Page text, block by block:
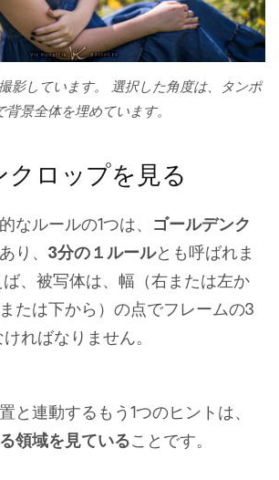
影しています。 選択した角度は、タンポ
背景全体を埋めています。
クロップを見る
なルールの1つは、
ゴールデンク
り、 3分の１ルールとも呼ばれま
、被写体は、幅（右または左か
たは下から）の点でフレームの3
ればなりません。
と連動するもう1つのヒントは、
領域を見ていることです。